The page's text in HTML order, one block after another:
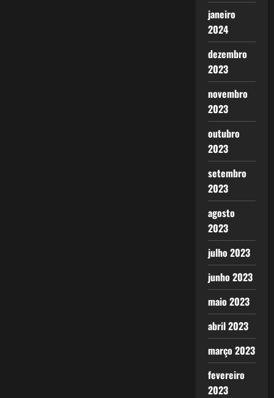
janeiro
2024
dezembro
2023
novembro
2023
outubro
2023
setembro
2023
agosto
2023
julho 2023
junho 2023
maio 2023
abril 2023
março 2023
fevereiro
2023